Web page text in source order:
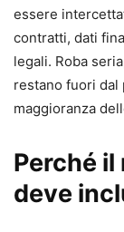
essere
contratti, dati
legali. Roba
restano fuori
maggioranza
Perché
deve